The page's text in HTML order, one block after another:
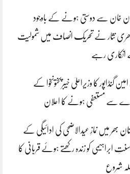
خان سے دوستی ہونے کے باوجود
نثار نے تحریک انصاف میں شمولیت
انکاری رہے
گنڈاپور کا وزیراعلیٰ خیبرپختونخوا کے
سے مستعفی ہونے کا اعلان
بھر میں نمازِ عیدالاضحی کی ادائیگی کے
سنتِ ابراہیمی کو زندہ رکھتے ہوئے قربانی کا
شروع